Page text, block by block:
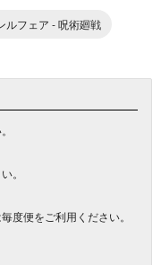
ルフェア - 呪術廻戦
。
度便をご利用ください。